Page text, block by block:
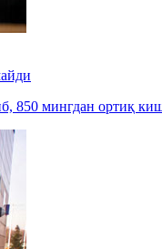
850 мингдан ортиқ